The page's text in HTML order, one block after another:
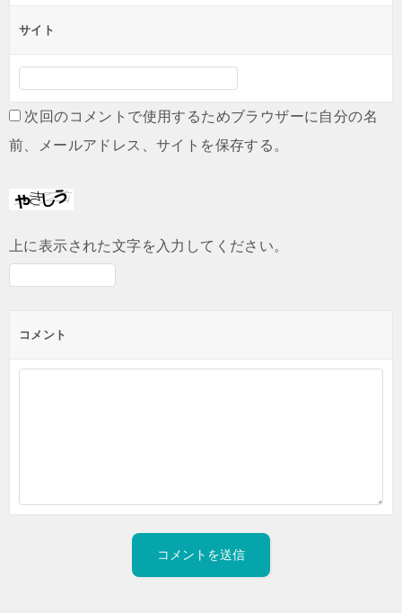
サイト
次回のコメントで使用するためブラウザーに自分の名
前、メールアドレス、サイトを保存する。
上に表示された文字を入力してください。
コメント